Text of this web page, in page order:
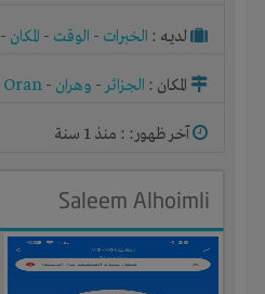
لديـه : الخبرات - الوقت - المكان -
المكان : الجزائر- وهران -
Oran
آخر ظهور: : منذ 1 سنة
Saleem Alhoimli